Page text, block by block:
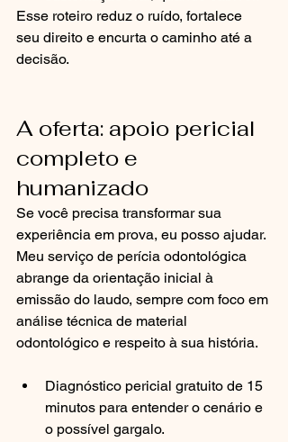
Esse roteiro reduz o ruído, fortalece
seu direito e encurta o caminho até a
decisão.
A oferta: apoio pericial
completo e
humanizado
Se você precisa transformar sua
experiência em prova, eu posso ajudar.
Meu serviço de perícia odontológica
abrange da orientação inicial à
emissão do laudo, sempre com foco em
análise técnica de material
odontológico e respeito à sua história.
Diagnóstico pericial gratuito de 15
minutos para entender o cenário e
o possível gargalo.